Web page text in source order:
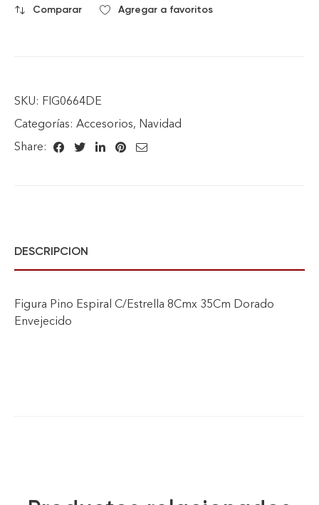
Comparar Agregar a favoritos
SKU: FIG0664DE
Categorías: Accesorios, Navidad
Share:
DESCRIPCION
Figura Pino Espiral C/Estrella 8Cmx 35Cm Dorado
Envejecido